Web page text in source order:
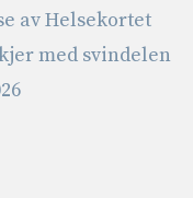
av Helsekortet
med svindelen